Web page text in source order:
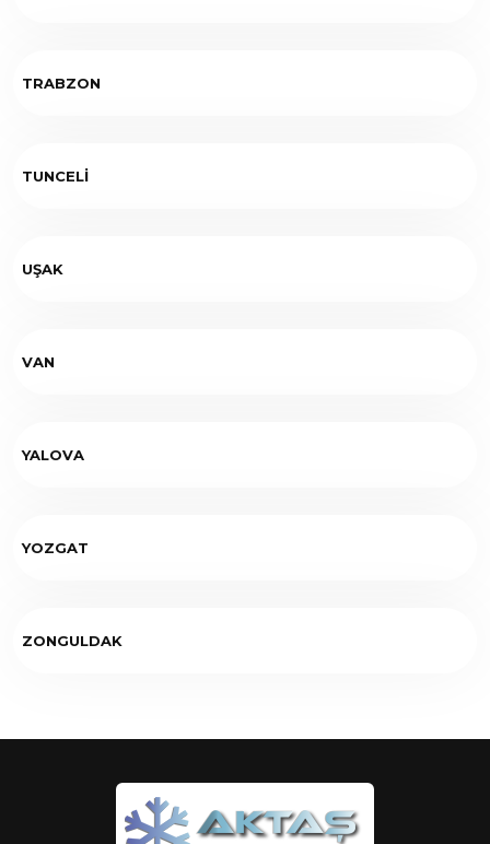
TRABZON
TUNCELİ
UŞAK
VAN
YALOVA
YOZGAT
ZONGULDAK